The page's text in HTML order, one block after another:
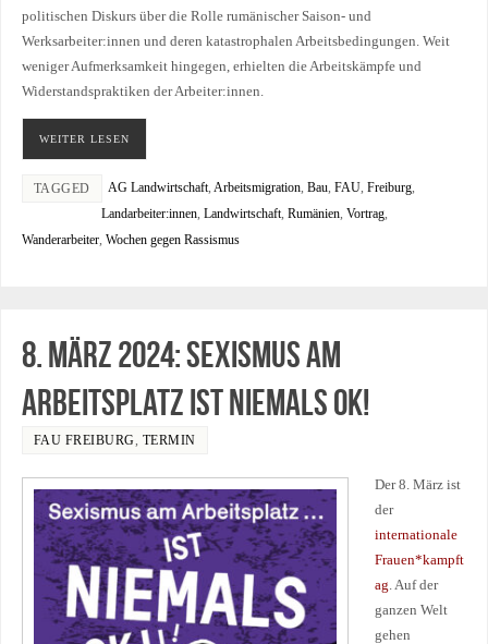
politischen Diskurs über die Rolle rumänischer Saison- und
Werksarbeiter:innen und deren katastrophalen Arbeitsbedingungen. Weit
weniger Aufmerksamkeit hingegen, erhielten die Arbeitskämpfe und
Widerstandspraktiken der Arbeiter:innen.
WEITER LESEN
TAGGED AG Landwirtschaft, Arbeitsmigration, Bau, FAU, Freiburg,
Landarbeiter:innen, Landwirtschaft, Rumänien, Vortrag,
Wanderarbeiter, Wochen gegen Rassismus
8. März 2024: Sexismus am
Arbeitsplatz ist niemals ok!
FAU FREIBURG TERMIN
Der 8. März ist
der
internationale
Frauen*kampft
ag . Auf der
ganzen Welt
gehen